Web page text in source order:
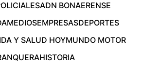
ADN BONAERENSE
MEDIOSEMPRESASDEPORTES
Y SALUD HOYMUNDO MOTOR
HISTORIA